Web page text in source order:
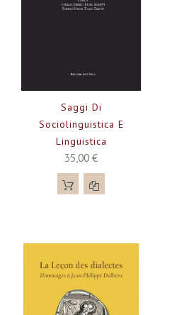
Saggi Di
Sociolinguistica E
Linguistica
35,00 €